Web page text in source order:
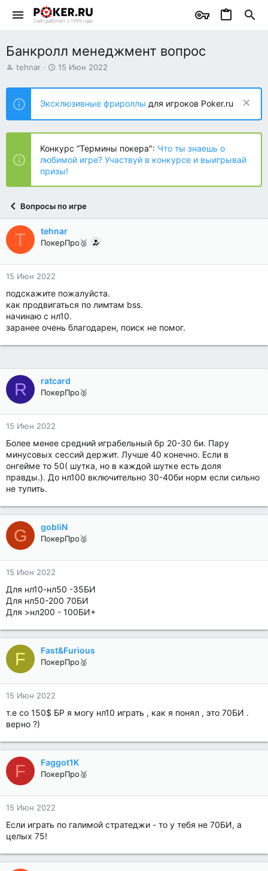
Банкролл менеджмент вопрос
А
т
о
р
т
е
ы
tehnar
Д
т
н
а
ч
л
а
15 Июн 2022
Эксклюзивные фрироллы для игроков Poker.ru
Конкурс “Термины покера": Что ты знаешь о
любимой игре? Участвуй в конкурсе и выигрывай
призы!
Вопросы по игре
T tehnar
ПокерПро🥈
15 Июн 2022
подскажите пожалуйста.
как продвигаться по лимтам bss.
начинаю с нл10.
заранее очень благодарен, поиск не помог.
R ratcard
ПокерПро🥈
15 Июн 2022
Более менее средний играбельный бр 20-30 би. Пару
минусовых сессий держит. Лучше 40 конечно. Если в
онгейме то 50( шутка, но в каждой шутке есть доля
правды.). До нл100 включительно 30-40би норм если сильно
не тупить.
G gobliN
ПокерПро🥈
15 Июн 2022
Для нл10-нл50 -35БИ
Для нл50-200 70БИ
Для >нл200 - 100БИ+
F Fast&Furious
ПокерПро🥈
15 Июн 2022
т.е со 150$ БР я могу нл10 играть , как я понял , это 70БИ .
верно ?)
F Faggot1K
ПокерПро🥈
15 Июн 2022
Если играть по галимой стратеджи - то у тебя не 70БИ, а
целых 75!